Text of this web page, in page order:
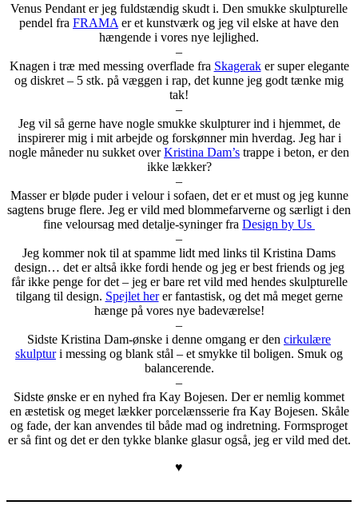
Venus Pendant er jeg fuldstændig skudt i. Den smukke skulpturelle
pendel fra FRAMA er et kunstværk og jeg vil elske at have den
hængende i vores nye lejlighed.
–
Knagen i træ med messing overflade fra Skageraker super elegante
og diskret – 5 stk. på væggen i rap, det kunne jeg godt tænke mig
tak!
–
Jeg vil så gerne have nogle smukke skulpturer ind i hjemmet, de
inspirerer mig i mit arbejde og forskønner min hverdag. Jeg har i
nogle måneder nu sukket overKristina Dam’s trappe i beton, er den
ikke lækker?
–
Masser er bløde puder i velour i sofaen, det er et must og jeg kunne
sagtens bruge flere. Jeg er vild med blommefarverne og særligt i den
fine veloursag med detalje-syninger fra Design by Us
–
Jeg kommer nok til at spamme lidt med links til Kristina Dams
design… det er altså ikke fordi hende og jeg er best friends og jeg
får ikke penge for det – jeg er bare ret vild med hendes skulpturelle
tilgang til design. Spejlet herer fantastisk, og det må meget gerne
hænge på vores nye badeværelse!
–
Sidste Kristina Dam-ønske i denne omgang er den cirkulære
skulpturi messing og blank stål – et smykke til boligen. Smuk og
balancerende.
–
Sidste ønske er en nyhed fra Kay Bojesen. Der er nemlig kommet
en æstetisk og meget lækker porcelænsserie fra Kay Bojesen. Skåle
og fade, der kan anvendes til både mad og indretning. Formsproget
er så fint og det er den tykke blanke glasur også, jeg er vild med det.
♥